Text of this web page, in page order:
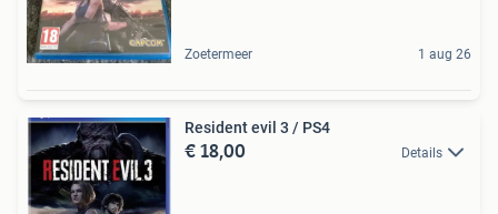
Zoetermeer 1 aug 26
Resident evil 3 / PS4
€ 18,00 Details